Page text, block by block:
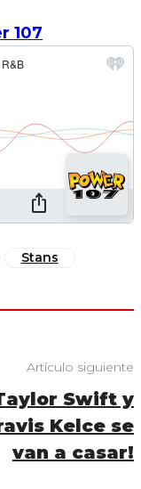
107
Stans
Artículo siguiente
Swift y
Kelce se
van a casar!